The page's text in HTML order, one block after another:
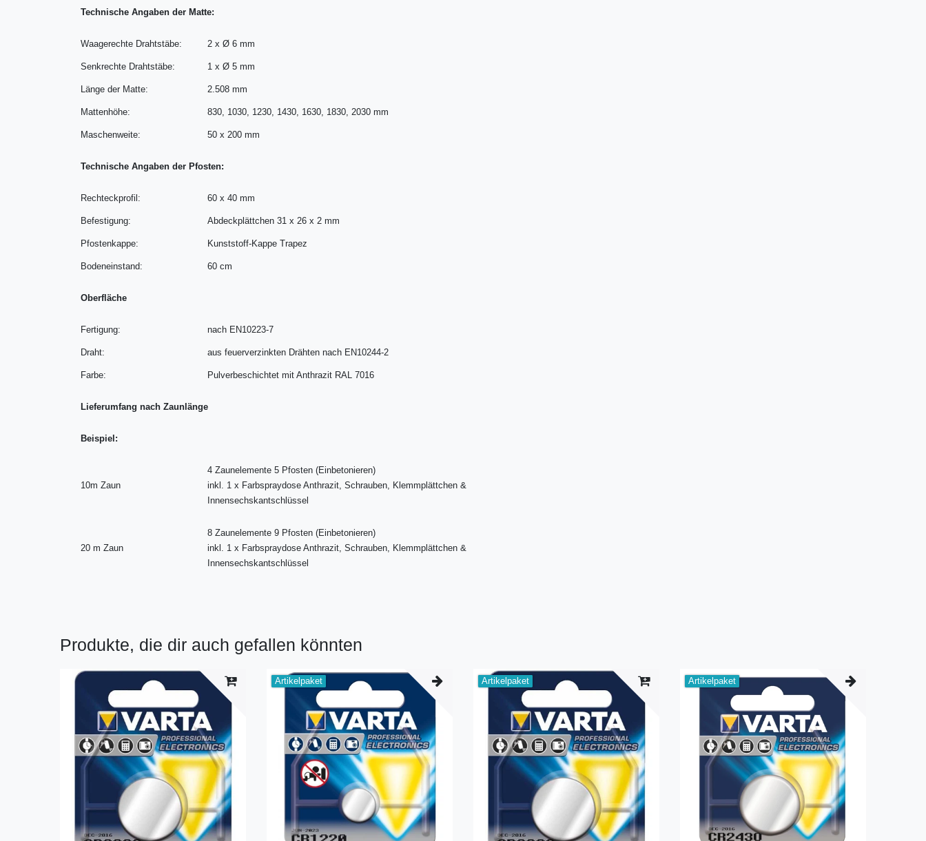
Technische Angaben der Matte:
Waagerechte Drahtstäbe:
Senkrechte Drahtstäbe:
Länge der Matte:
Mattenhöhe:
Maschenweite:
2 x Ø 6 mm
1 x Ø 5 mm
2.508 mm
830, 1030, 1230, 1430, 1630, 1830, 2030 mm
50 x 200 mm
Technische Angaben der Pfosten:
Rechteckprofil:
Befestigung:
Pfostenkappe:
Bodeneinstand:
60 x 40 mm
Abdeckplättchen 31 x 26 x 2 mm
Kunststoff-Kappe Trapez
60 cm
Oberfläche
Fertigung:
Draht:
Farbe:
nach EN10223-7
aus feuerverzinkten Drähten nach EN10244-2
Pulverbeschichtet mit Anthrazit RAL 7016
Lieferumfang nach Zaunlänge
Beispiel:
10m Zaun
4 Zaunelemente 5 Pfosten (Einbetonieren)
inkl. 1 x Farbspraydose Anthrazit, Schrauben, Klemmplättchen &
Innensechskantschlüssel
20 m Zaun
8 Zaunelemente 9 Pfosten (Einbetonieren)
inkl. 1 x Farbspraydose Anthrazit, Schrauben, Klemmplättchen &
Innensechskantschlüssel
Produkte, die dir auch gefallen könnten
Artikelpaket Artikelpaket Artikelpaket